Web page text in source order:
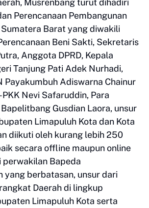
Musrenbang turut dihadiri
Perencanaan Pembangunan
Sumatera Barat yang diwakili
Beni Sakti, Sekretaris
Anggota DPRD, Kepala
Tanjung Pati Adek Nurhadi,
Payakumbuh Adiswarna Chainur
Nevi Safaruddin, Para
Gusdian Laora, unsur
Limapuluh Kota dan Kota
diikuti oleh kurang lebih 250
secara offline maupun online
Bapeda
yang berbatasan, unsur dari
Daerah di lingkup
Limapuluh Kota serta